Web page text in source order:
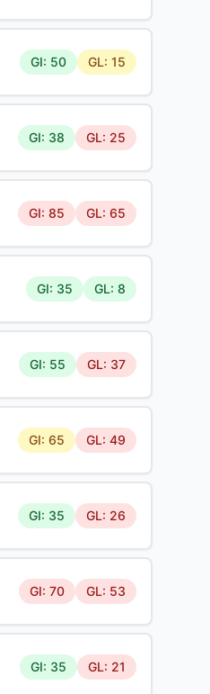
GI: 50 GL: 15
GI: 38 GL: 25
GI: 85 GL: 65
GI: 35 GL: 8
GI: 55 GL: 37
GI: 65 GL: 49
GI: 35 GL: 26
GI: 70 GL: 53
GI: 35 GL: 21